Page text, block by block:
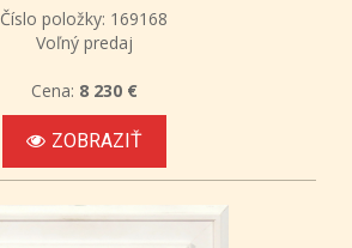
Číslo položky: 169168
Voľný predaj
Cena: 8 230 €
ZOBRAZIŤ